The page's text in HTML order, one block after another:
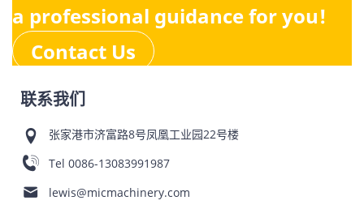
a professional guidance for you!
Contact Us
联系我们
张家港市济富路8号凤凰工业园22号楼
Tel 0086-13083991987
lewis@micmachinery.com